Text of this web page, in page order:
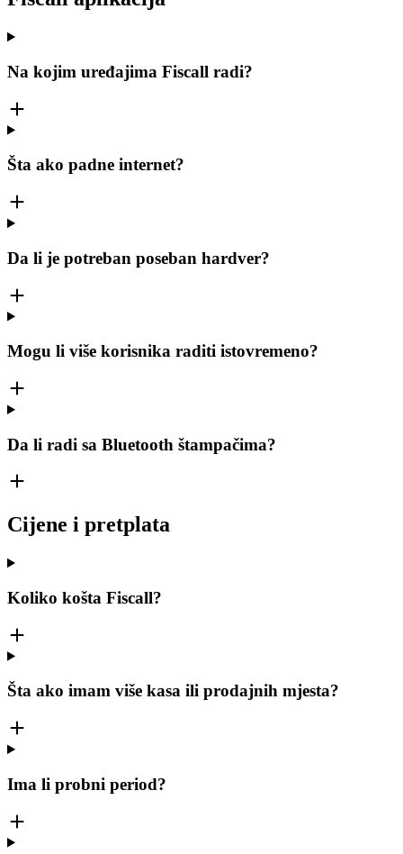
Na kojim uređajima Fiscall radi?
Šta ako padne internet?
Da li je potreban poseban hardver?
Mogu li više korisnika raditi istovremeno?
Da li radi sa Bluetooth štampačima?
Cijene i pretplata
Koliko košta Fiscall?
Šta ako imam više kasa ili prodajnih mjesta?
Ima li probni period?